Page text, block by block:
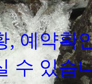
, 예약확
수 있습